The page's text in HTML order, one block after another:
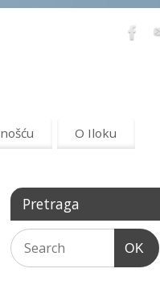
O Iloku
Pretraga
OK